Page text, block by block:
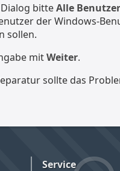
Dialog bitteAlle
der Windows-
sollen.
mitWeiter.
sollte das
Service